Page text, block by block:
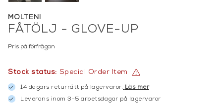
MOLTENI
FÅTÖLJ - GLOVE-UP
Pris på förfrågan
Stock status: Special Order Item
14 dagars returrätt på lagervaror. Läs mer
Leverans inom 3-5 arbetsdagar på lagervaror